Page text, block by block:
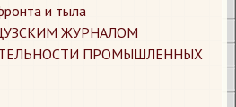
и тыла
ЖУРНАЛОМ
ПРОМЫШЛЕННЫХ